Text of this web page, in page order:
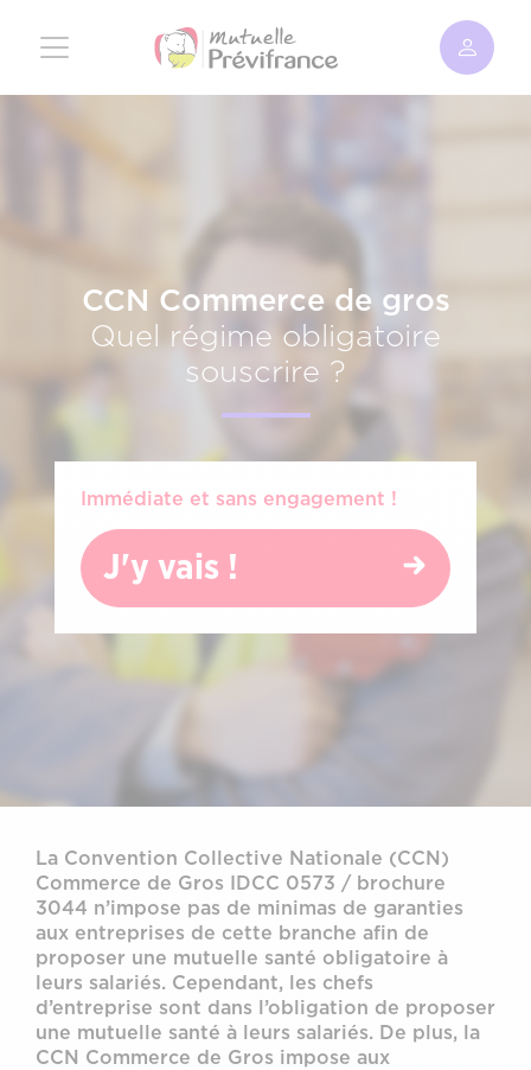
contenu
CCN Commerce de gros
Quel régime obligatoire
souscrire ?
Immédiate et sans engagement !
J'y vais !
La Convention Collective Nationale (CCN)
Commerce de Gros IDCC 0573 / brochure
3044 n’impose pas de minimas de garanties
aux entreprises de cette branche afin de
proposer une mutuelle santé obligatoire à
leurs salariés. Cependant, les chefs
d’entreprise sont dans l’obligation de proposer
une mutuelle santé à leurs salariés. De plus, la
CCN Commerce de Gros impose aux